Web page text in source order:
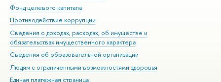
Фонд целевого капитала
Противодействие коррупции
Сведения о доходах, расходах, об имуществе и
обязательствах имущественного характера
Сведения об образовательной организации
Людям с ограниченными возможностями здоровья
Единая платежная страница